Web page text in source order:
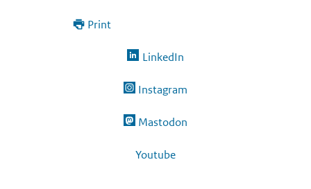
Print
LinkedIn
Instagram
Mastodon
Youtube